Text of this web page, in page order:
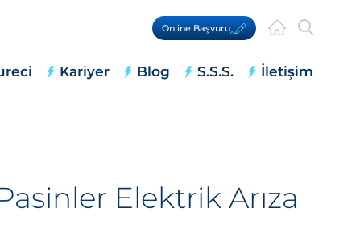
Online Başvuru
Kariyer Blog S.S.S. İletişim
Elektrik Arıza